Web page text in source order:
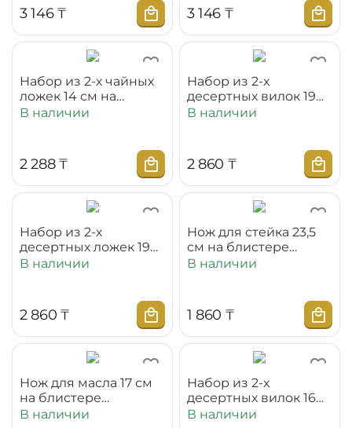
3 146 ₸ 3 146 ₸
Набор из 2-х чайных
ложек 14 см на
блистере
В наличии
2 288 ₸
Набор из 2-х
десертных вилок 19
см на блистере
В наличии
2 860 ₸
Набор из 2-х
десертных ложек 19
см на блистере
В наличии
2 860 ₸
Нож для стейка 23,5
см на блистере
WL‑999115/1B
В наличии
1 860 ₸
Нож для масла 17 см
на блистере
WL‑999116/1B
В наличии
Набор из 2-х
десертных вилок 16
см на блистере
В наличии